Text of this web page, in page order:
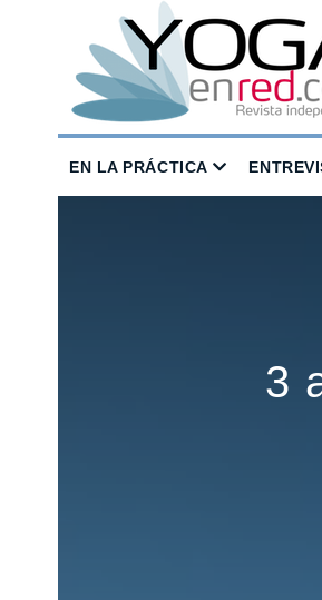
EN LA PRÁCTICA
3